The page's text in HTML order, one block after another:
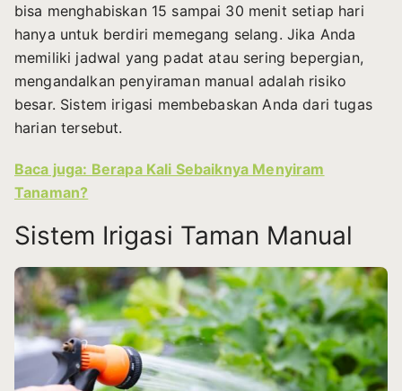
bisa menghabiskan 15 sampai 30 menit setiap hari
hanya untuk berdiri memegang selang. Jika Anda
memiliki jadwal yang padat atau sering bepergian,
mengandalkan penyiraman manual adalah risiko
besar. Sistem irigasi membebaskan Anda dari tugas
harian tersebut.
Baca juga: Berapa Kali Sebaiknya Menyiram
Tanaman?
Sistem Irigasi Taman Manual